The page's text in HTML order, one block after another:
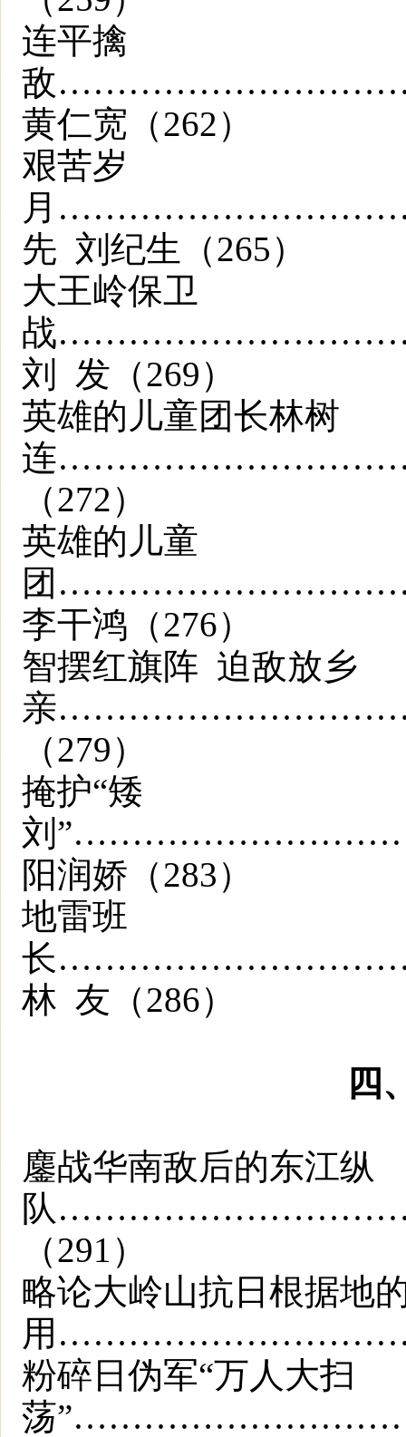
连平擒
敌
黄仁宽（262）
艰苦岁
月
先 刘纪生（265）
大王岭保卫
战
刘 发（269）
英雄的儿童团长林树
连
（272）
英雄的儿童
团
李干鸿（276）
智摆红旗阵 迫敌放乡
亲
（279）
掩护“矮
刘
阳润娇（283）
地雷班
长
林 友（286）
四
鏖战华南敌后的东江纵
队
（291）
略论大岭山抗日根据地
用
粉碎日伪军“万人大扫
荡